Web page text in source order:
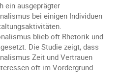
ein ausgeprägter
bei einigen Individuen
blieb oft Rhetorik und
Die Studie zeigt, dass
Zeit und Vertrauen
oft im Vordergrund